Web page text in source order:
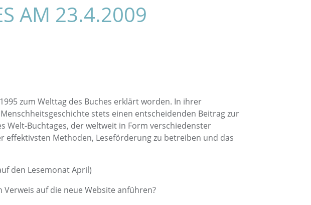
AM 23.4.2009
1995 zum Welttag des Buches erklärt worden. In ihrer
stets einen entscheidenden Beitrag zur
Welt-Buchtages, der weltweit in Form verschiedenster
effektivsten Methoden, Leseförderung zu betreiben und das
den Lesemonat April)
Verweis auf die neue Website anführen?